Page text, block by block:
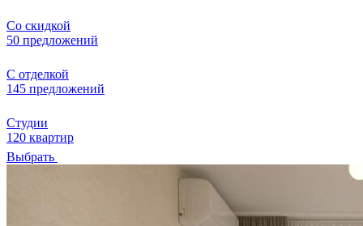
Со скидкой
50 предложений
С отделкой
145 предложений
Студии
120 квартир
Выбрать